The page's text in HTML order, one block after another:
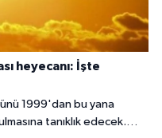
heyecanı: İşte
1999'dan bu yana
tanıklık edecek.